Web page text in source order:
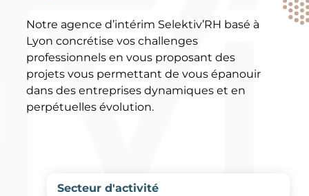
Notre agence d’intérim Selektiv’RH basé à
Lyon concrétise vos challenges
professionnels en vous proposant des
projets vous permettant de vous épanouir
dans des entreprises dynamiques et en
perpétuelles évolution.
Secteur d'activité